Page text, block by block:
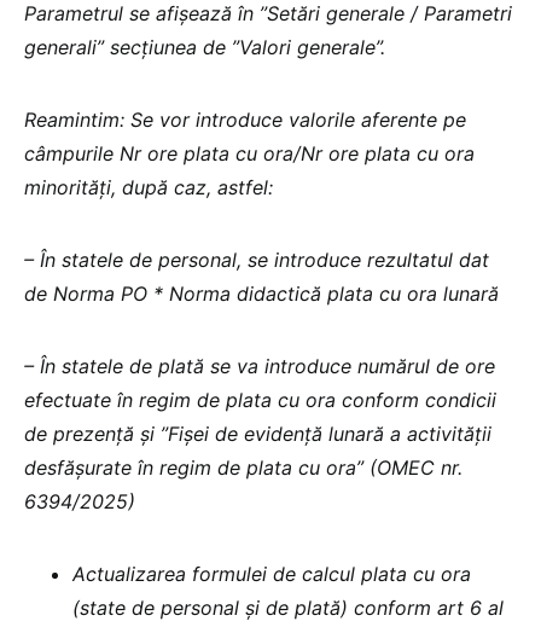
Parametrul se afișează în ”Setări generale / Parametri
generali” secțiunea de ”Valori generale”.
Reamintim: Se vor introduce valorile aferente pe
câmpurile Nr ore plata cu ora/Nr ore plata cu ora
minorități, după caz, astfel:
– În statele de personal, se introduce rezultatul dat
de Norma PO * Norma didactică plata cu ora lunară
– În statele de plată se va introduce numărul de ore
efectuate în regim de plata cu ora conform condicii
de prezență și ”Fișei de evidență lunară a activității
desfășurate în regim de plata cu ora” (OMEC nr.
6394/2025)
Actualizarea formulei de calcul plata cu ora
(state de personal și de plată) conform art 6 al